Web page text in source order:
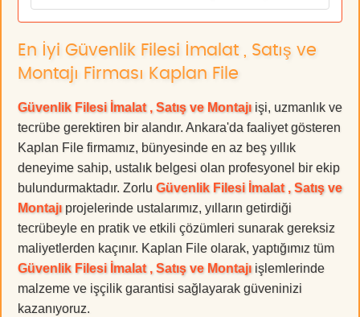
En İyi Güvenlik Filesi İmalat , Satış ve
Montajı Firması Kaplan File
Güvenlik Filesi İmalat , Satış ve Montajıişi, uzmanlık ve
tecrübe gerektiren bir alandır. Ankara'da faaliyet gösteren
Kaplan File firmamız, bünyesinde en az beş yıllık
deneyime sahip, ustalık belgesi olan profesyonel bir ekip
bulundurmaktadır. Zorlu Güvenlik Filesi İmalat , Satış ve
Montajıprojelerinde ustalarımız, yılların getirdiği
tecrübeyle en pratik ve etkili çözümleri sunarak gereksiz
maliyetlerden kaçınır. Kaplan File olarak, yaptığımız tüm
Güvenlik Filesi İmalat , Satış ve Montajıişlemlerinde
malzeme ve işçilik garantisi sağlayarak güveninizi
kazanıyoruz.